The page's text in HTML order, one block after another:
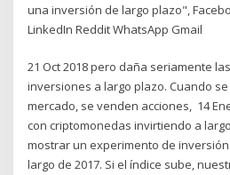
una inversión de largo plazo",
LinkedIn Reddit WhatsApp Gmail
21 Oct 2018 pero daña seriamente
inversiones a largo plazo. Cuando
mercado, se venden acciones, 14
con criptomonedas invirtiendo a
mostrar un experimento de
largo de 2017. Si el índice sube,